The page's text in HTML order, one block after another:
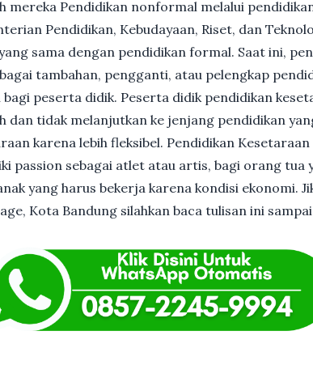
mereka Pendidikan nonformal melalui
Pendidikan, Kebudayaan, Riset, dan
sama dengan pendidikan formal. Saat ini,
tambahan, pengganti, atau pelengkap
bagi peserta didik. Peserta didik pendidikan
dan tidak melanjutkan ke jenjang pendidikan
karena lebih fleksibel. Pendidikan
passion sebagai atlet atau artis, bagi orang
yang harus bekerja karena kondisi ekonomi.
Kota Bandung silahkan baca tulisan ini